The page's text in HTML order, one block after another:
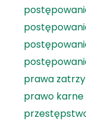
prawa
prawo karne